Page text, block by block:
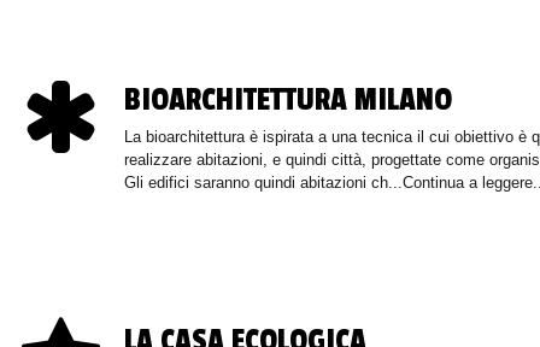
BIOARCHITETTURA MILANO
La bioarchitettura è ispirata a una tecnica il cui obiettivo è
realizzare abitazioni, e quindi città, progettate come
Gli edifici saranno quindi abitazioni ch...Continua a